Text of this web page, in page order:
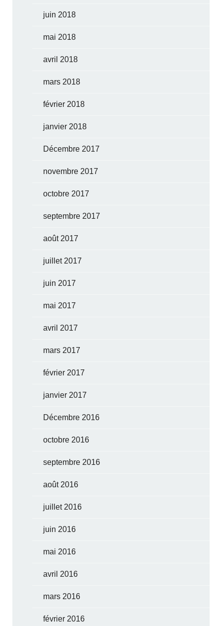
juin 2018
mai 2018
avril 2018
mars 2018
février 2018
janvier 2018
Décembre 2017
novembre 2017
octobre 2017
septembre 2017
août 2017
juillet 2017
juin 2017
mai 2017
avril 2017
mars 2017
février 2017
janvier 2017
Décembre 2016
octobre 2016
septembre 2016
août 2016
juillet 2016
juin 2016
mai 2016
avril 2016
mars 2016
février 2016